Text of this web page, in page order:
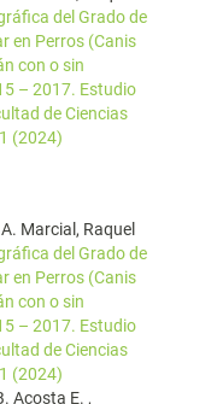
del Grado de
en Perros (Canis
con o sin
– 2017. Estudio
de Ciencias
(2024)
Marcial, Raquel
del Grado de
en Perros (Canis
con o sin
– 2017. Estudio
de Ciencias
(2024)
Acosta E. ,